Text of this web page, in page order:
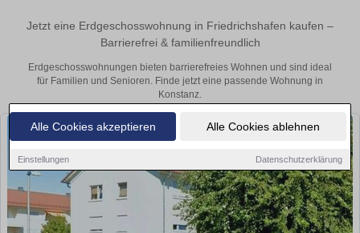
Alle Cookies akzeptieren Alle Cookies ablehnen
Einstellungen Datenschutzerklärung
Jetzt eine Erdgeschosswohnung in Friedrichshafen kaufen –
Barrierefrei & familienfreundlich
Erdgeschosswohnungen bieten barrierefreies Wohnen und sind ideal
für Familien und Senioren. Finde jetzt eine passende Wohnung in
Konstanz.